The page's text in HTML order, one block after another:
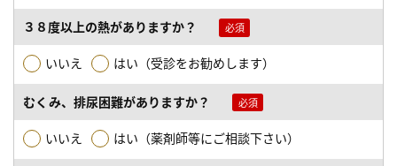
３８度以上の熱がありますか？
いいえ はい（受診をお勧めします）
むくみ、排尿困難がありますか？
いいえ はい（薬剤師等にご相談下さい）